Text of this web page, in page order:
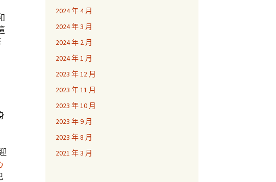
2024 年 4 月
2024 年 3 月
2024 年 2 月
2024 年 1 月
2023 年 12 月
2023 年 11 月
2023 年 10 月
2023 年 9 月
2023 年 8 月
2021 年 3 月